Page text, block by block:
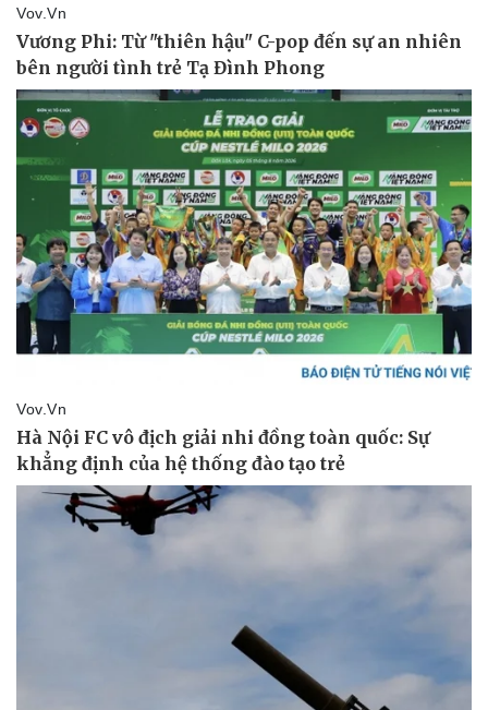
Pháp luật
Vụ án
Tin nóng
Tư vấn luật
Quân sự - Quốc phòng
Vũ khí
Việt Nam
Phân tích